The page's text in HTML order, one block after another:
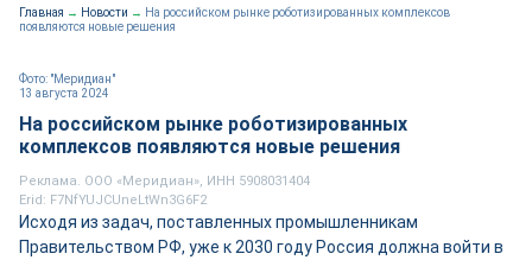
Главная → Новости → На российском рынке роботизированных комплексов
появляются новые решения
13 августа 2024
Фото: "Меридиан"
На российском рынке роботизированных
комплексов появляются новые решения
Реклама. ООО «Меридиан», ИНН 5908031404
Erid: F7NfYUJCUneLtWn3G6F2
Исходя из задач, поставленных промышленникам
Правительством РФ, уже к 2030 году Россия должна войти в